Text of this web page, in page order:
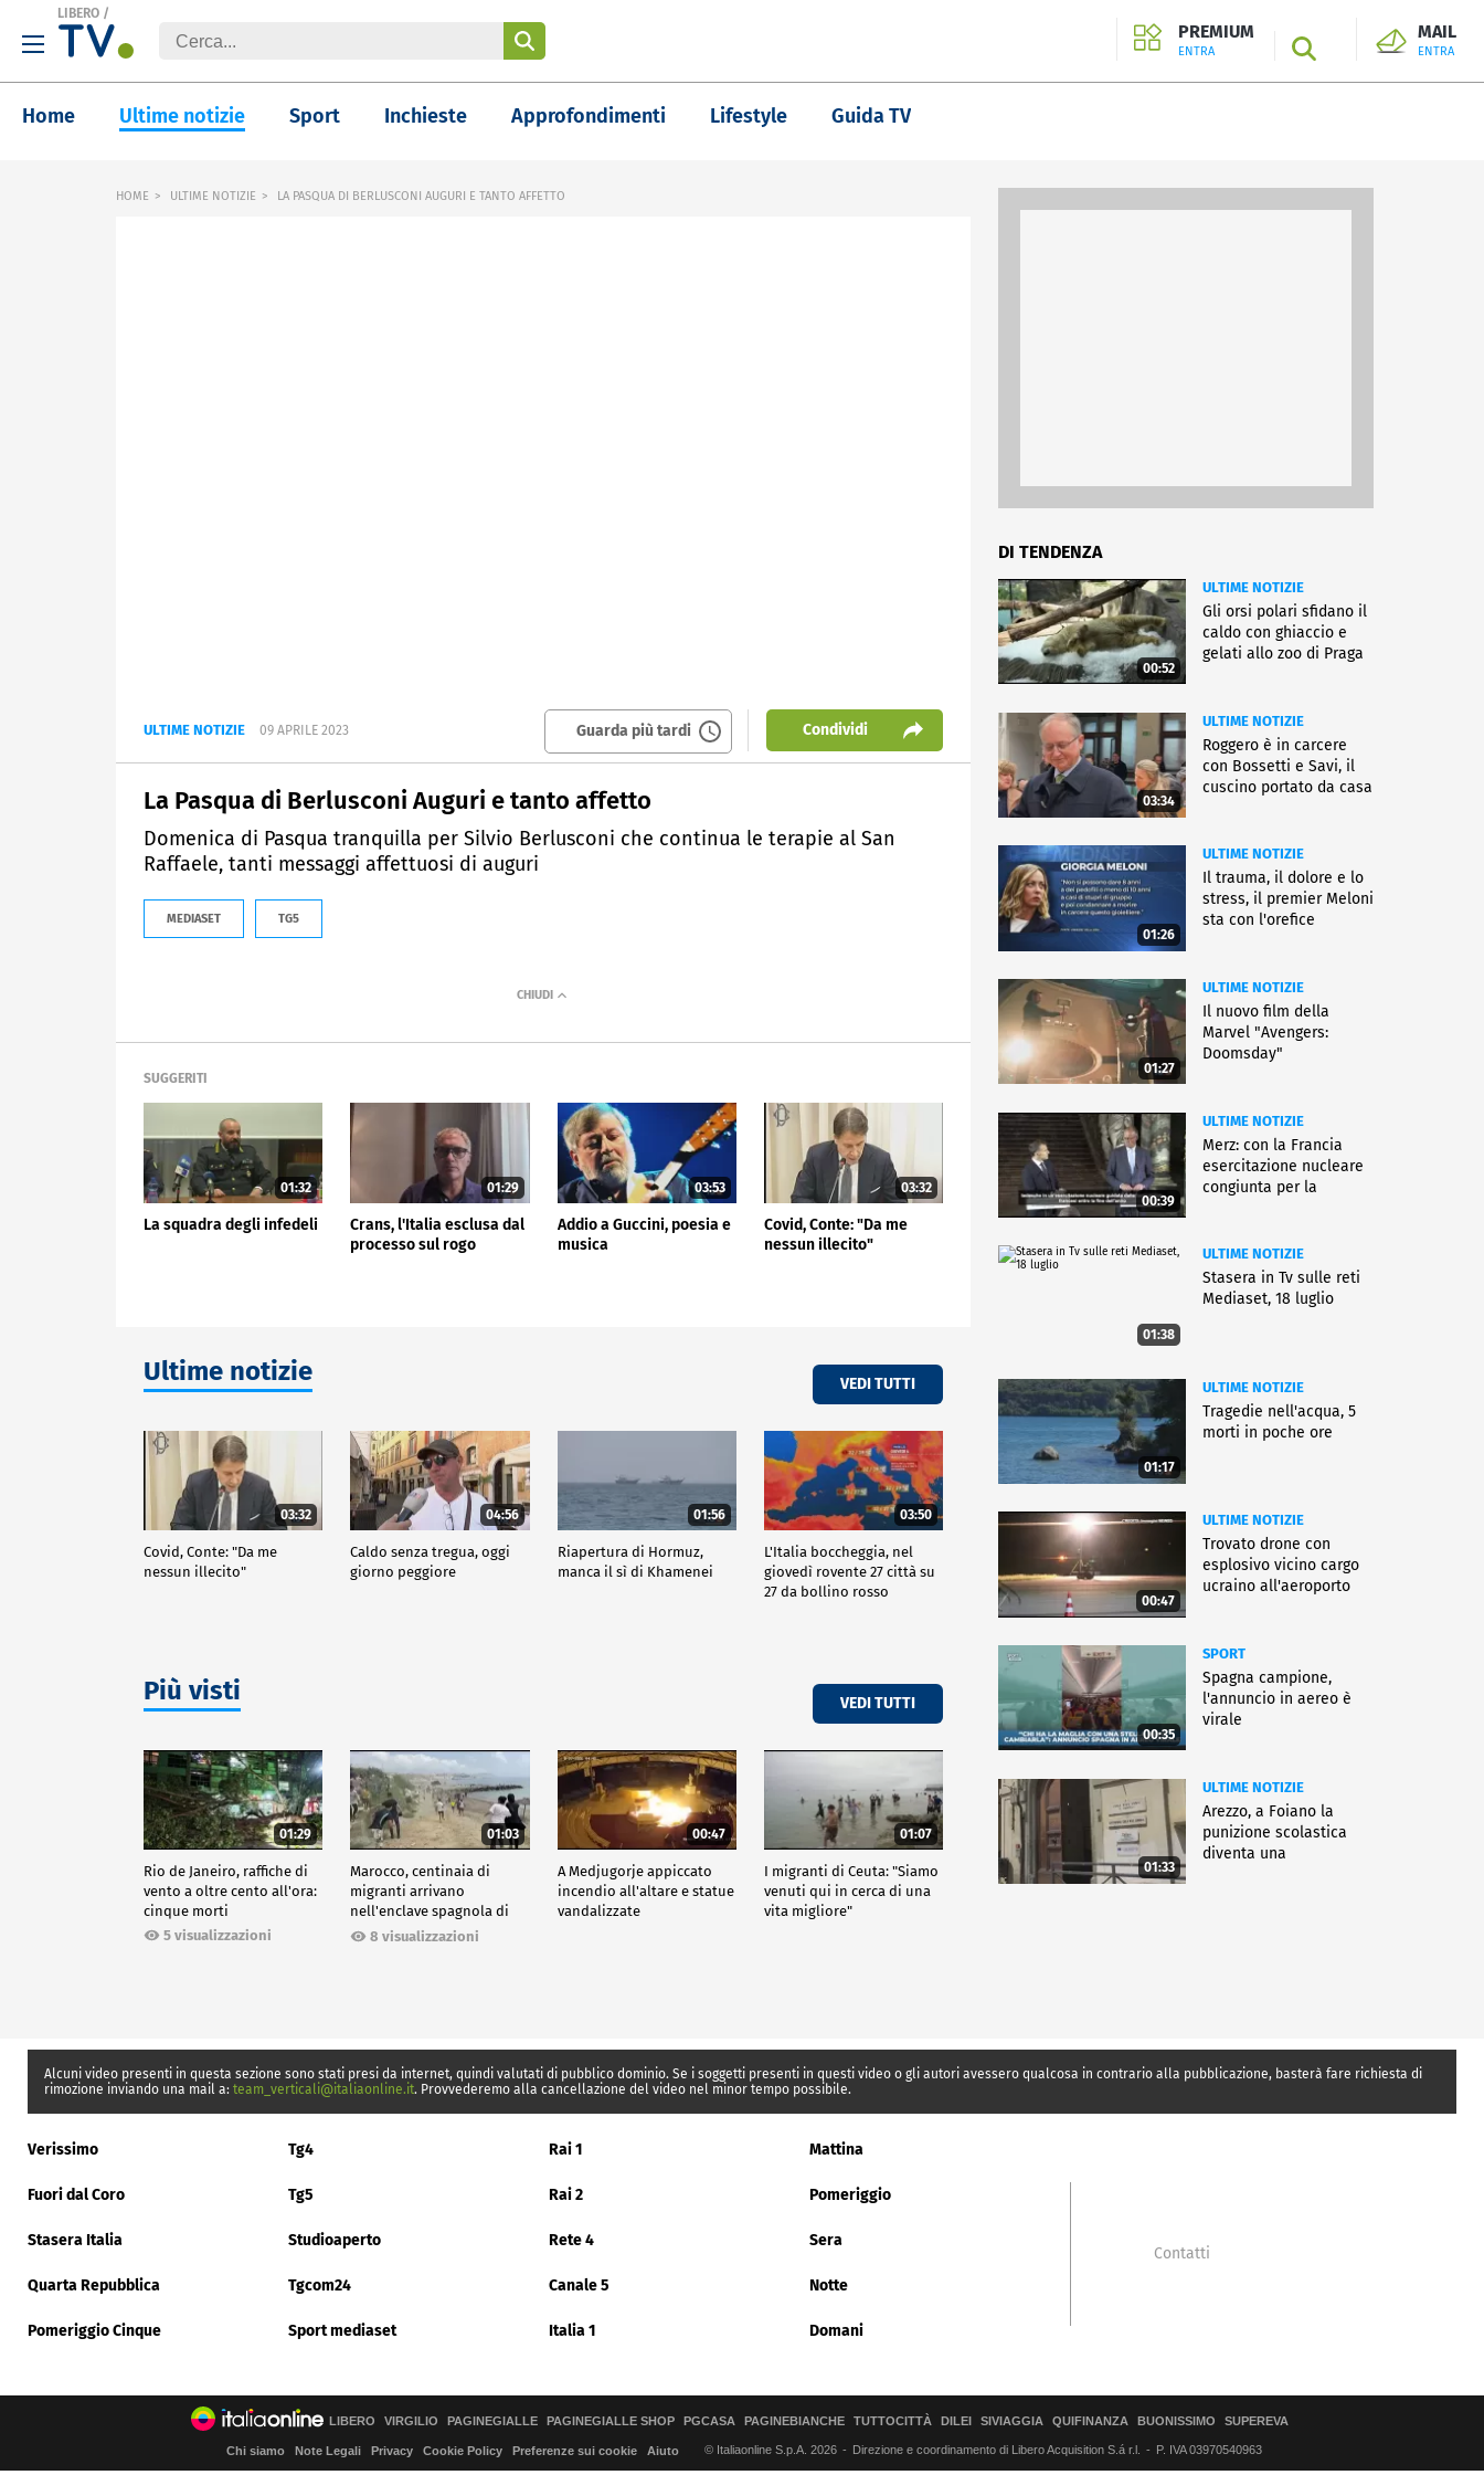
LIBERO /
PREMIUM
ENTRA SEARCH
MAIL
ENTRA
Home Ultime notizie Sport Inchieste Approfondimenti Lifestyle Guida TV
HOME ULTIME NOTIZIE LA PASQUA DI BERLUSCONI AUGURI E TANTO AFFETTO
ULTIME NOTIZIE 09 APRILE 2023 Guarda più tardi Condividi
La Pasqua di Berlusconi Auguri e tanto affetto
Domenica di Pasqua tranquilla per Silvio Berlusconi che continua le terapie al San
Raffaele, tanti messaggi affettuosi di auguri
MEDIASET TG5
SUGGERITI
01:32
La squadra degli infedeli
01:29
Crans, l'Italia esclusa dal
processo sul rogo
03:53
Addio a Guccini, poesia e
musica
03:32
Covid, Conte: "Da me
nessun illecito"
Ultime notizie VEDI TUTTI
03:32
Covid, Conte: "Da me
nessun illecito"
04:56
Caldo senza tregua, oggi
giorno peggiore
01:56
Riapertura di Hormuz,
manca il sì di Khamenei
03:50
L'Italia boccheggia, nel
giovedì rovente 27 città su
27 da bollino rosso
Più visti VEDI TUTTI
01:29
Rio de Janeiro, raffiche di
vento a oltre cento all'ora:
cinque morti
5 visualizzazioni
01:03
Marocco, centinaia di
migranti arrivano
nell'enclave spagnola di
Ceuta8 visualizzazioni
00:47
A Medjugorje appiccato
incendio all'altare e statue
vandalizzate
01:07
I migranti di Ceuta: "Siamo
venuti qui in cerca di una
vita migliore"
DI TENDENZA
00:52
ULTIME NOTIZIE
Gli orsi polari sfidano il
caldo con ghiaccio e
gelati allo zoo di Praga
03:34
ULTIME NOTIZIE
Roggero è in carcere
con Bossetti e Savi, il
cuscino portato da casa
01:26
ULTIME NOTIZIE
Il trauma, il dolore e lo
stress, il premier Meloni
sta con l'orefice
01:27
ULTIME NOTIZIE
Il nuovo film della
Marvel "Avengers:
Doomsday"
00:39
ULTIME NOTIZIE
Merz: con la Francia
esercitazione nucleare
congiunta per la
01:38
ULTIME NOTIZIE
Stasera in Tv sulle reti
Mediaset, 18 luglio
01:17
ULTIME NOTIZIE
Tragedie nell'acqua, 5
morti in poche ore
00:47
ULTIME NOTIZIE
Trovato drone con
esplosivo vicino cargo
ucraino all'aeroporto
00:35
SPORT
Spagna campione,
l'annuncio in aereo è
virale
01:33
ULTIME NOTIZIE
Arezzo, a Foiano la
punizione scolastica
diventa una
Alcuni video presenti in questa sezione sono stati presi da internet, quindi valutati di pubblico dominio. Se i soggetti presenti in questi video o gli autori avessero qualcosa in contrario alla pubblicazione, basterà fare richiesta di
rimozione inviando una mail a: team_verticali@italiaonline.it. Provvederemo alla cancellazione del video nel minor tempo possibile.
Verissimo Tg4 Rai 1 Mattina
Fuori dal Coro Tg5 Rai 2 Pomeriggio
Stasera Italia Studioaperto Rete 4 Sera
Quarta Repubblica Tgcom24 Canale 5 Notte
Pomeriggio Cinque Sport mediaset Italia 1 Domani
Contatti
LIBERO VIRGILIO PAGINEGIALLE PAGINEGIALLE SHOP PGCASA PAGINEBIANCHE TUTTOCITTÀ DILEI SIVIAGGIA QUIFINANZA BUONISSIMO SUPEREVA
Chi siamo Note Legali Privacy Cookie Policy Preferenze sui cookie Aiuto © Italiaonline S.p.A. 2026 Direzione e coordinamento di Libero Acquisition S.á r.l. P. IVA 03970540963